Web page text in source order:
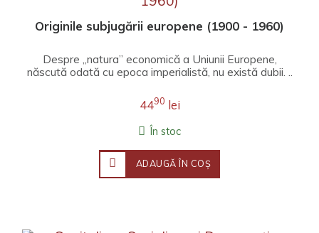
Originile subjugării europene (1900 - 1960)
Despre „natura” economică a Uniunii Europene,
născută odată cu epoca imperialistă, nu există dubii. ..
4490 lei
În stoc
ADAUGĂ ÎN COŞ